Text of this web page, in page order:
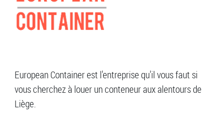
European Container est l'entreprise qu'il vous faut si
vous cherchez à louer un conteneur aux alentours de
Liège.